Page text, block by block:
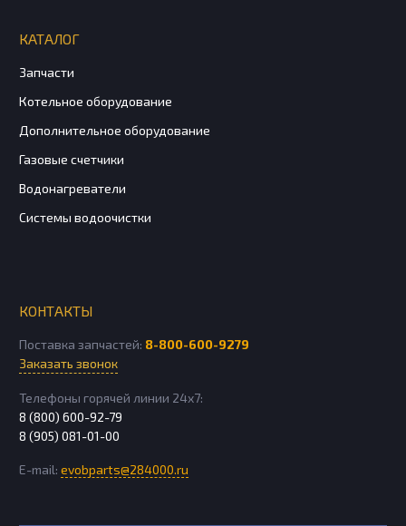
КАТАЛОГ
Запчасти
Котельное оборудование
Дополнительное оборудование
Газовые счетчики
Водонагреватели
Системы водоочистки
КОНТАКТЫ
Поставка запчастей: 8-800-600-9279
Заказать звонок
Телефоны горячей линии 24х7:
8 (800) 600-92-79
8 (905) 081-01-00
E-mail: evobparts@284000.ru